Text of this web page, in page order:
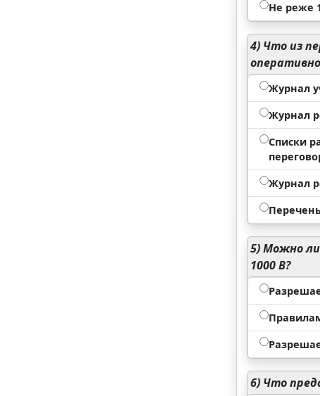
Не реже
4) Что из
Журнал
Журнал
Списки
Журнал
5)Можно ли
1000 В?
6) Что